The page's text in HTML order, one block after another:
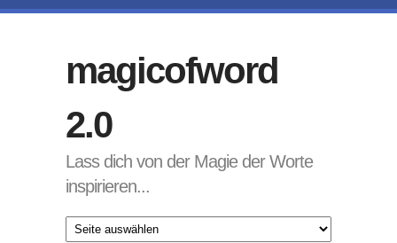
magicofword
2.0
Lass dich von der Magie der Worte
inspirieren...